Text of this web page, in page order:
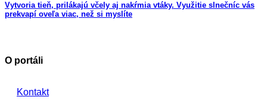
Vytvoria tieň, prilákajú včely aj nakŕmia vtáky. Využitie slnečníc vás
prekvapí oveľa viac, než si myslíte
O portáli
Kontakt